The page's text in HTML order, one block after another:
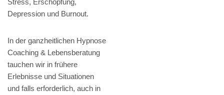
Depression und Burnout.
In der ganzheitlichen Hypnose
Coaching & Lebensberatung
tauchen wir in frühere
Erlebnisse und Situationen
und falls erforderlich, auch in